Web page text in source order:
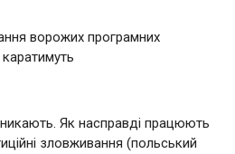
ворожих програмних
Як насправді працюють
зловживання (польський